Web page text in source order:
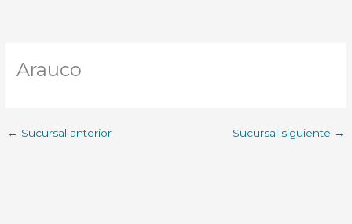
Arauco
← Sucursal anterior Sucursal siguiente →